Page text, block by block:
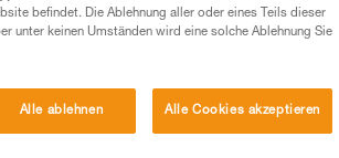
befindet. Die Ablehnung aller oder eines Teils dieser
unter keinen Umständen wird eine solche Ablehnung Sie
Alle ablehnen Alle Cookies akzeptieren